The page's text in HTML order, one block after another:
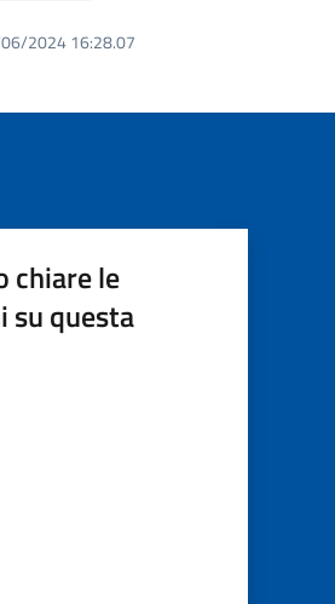
2024 16:28.07
chiare le
su questa